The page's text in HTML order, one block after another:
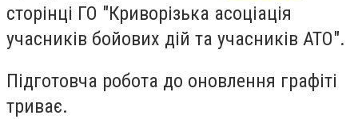
сторінці ГО "Криворізька асоціація
учасників бойових дій та учасників АТО".
Підготовча робота до оновлення графіті
триває.